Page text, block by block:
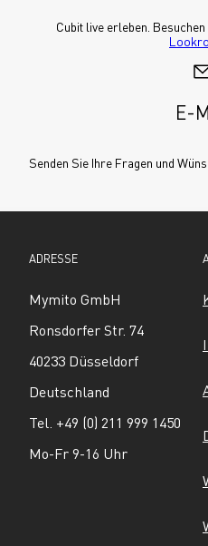
Cubit live erleben.
E-
Senden Sie Ihre Fragen und
ADRESSE
Mymito GmbH
Ronsdorfer Str. 74
40233 Düsseldorf
Deutschland
Tel. +49 (0) 211 999 1450
Mo-Fr 9-16 Uhr